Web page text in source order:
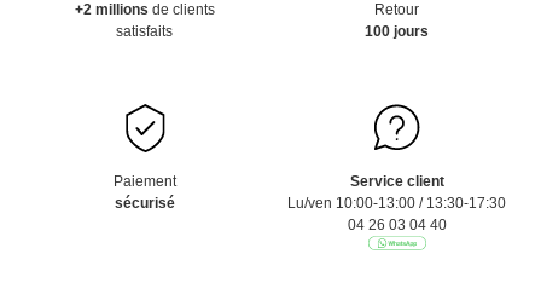
+2 millions de clients
satisfaits
Retour
100 jours
Paiement
sécurisé
Service client
Lu/ven 10:00-13:00 / 13:30-17:30
04 26 03 04 40